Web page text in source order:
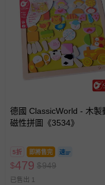
助取消退款事宜。
商品如因「價格、
會主動以簡訊及
償。
德國 ClassicWorld - 木製
磁性拼圖《3534》
5折 即將售完
$479 $949
已售出 1